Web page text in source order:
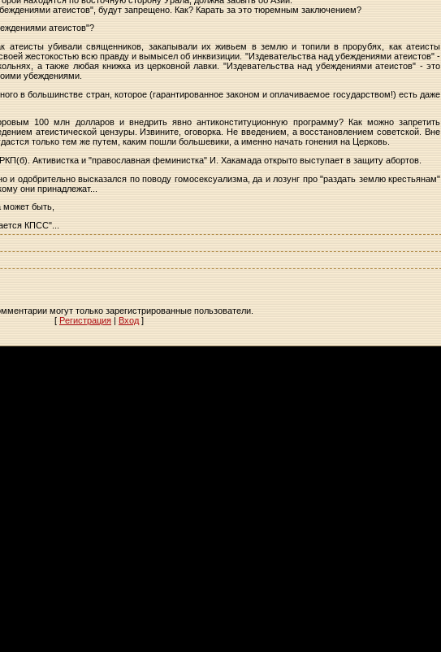
атеистов", будут запрещено. Как? Карать за это тюремным заключением?
атеистов"?
атеисты убивали священников, закапывали их живьем в землю и топили в прорубях, как атеисты
жестокостью всю правду и вымысел об инквизиции. "Издевательства над убеждениями атеистов" -
а также любая книжка из церковной лавки. "Издевательства над убеждениями атеистов" - это
убеждениями.
в большинстве стран, которое (гарантированное законом и оплачиваемое государством!) есть даже
100 млн долларов и внедрить явно антиконституционную программу? Как можно запретить
атеистической цензуры. Извините, оговорка. Не введением, а восстановлением советской. Вне
только тем же путем, каким пошли большевики, а именно начать гонения на Церковь.
Активистка и "православная феминистка" И. Хакамада открыто выступает в защиту абортов.
одобрительно высказался по поводу гомосексуализма, да и лозунг про "раздать землю крестьянам"
они принадлежат...
может быть,
КПСС"...
могут только зарегистрированные пользователи.
[ Регистрация | Вход ]